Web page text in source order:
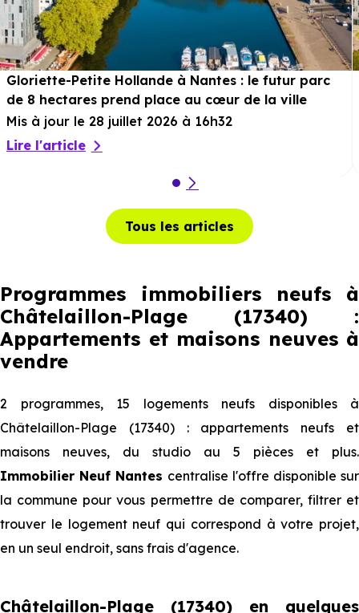
Gloriette-Petite Hollande à Nantes : le futur parc
de 8 hectares prend place au cœur de la ville
Mis à jour le 28 juillet 2026 à 16h32
Lire l'article
Tous les articles
Programmes immobiliers neufs à
Châtelaillon-Plage (17340) :
Appartements et maisons neuves à
vendre
2 programmes, 15 logements neufs disponibles à
Châtelaillon-Plage (17340) : appartements neufs et
maisons neuves, du studio au 5 pièces et plus.
Immobilier Neuf Nantes centralise l'offre disponible sur
la commune pour vous permettre de comparer, filtrer et
trouver le logement neuf qui correspond à votre projet,
en un seul endroit, sans frais d'agence.
Châtelaillon-Plage (17340) en quelques